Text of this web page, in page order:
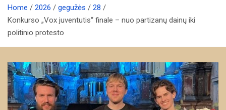
Home 2026 gegužės
28
Konkurso „Vox juventutis“ finale – nuo partizanų dainų iki
politinio protesto